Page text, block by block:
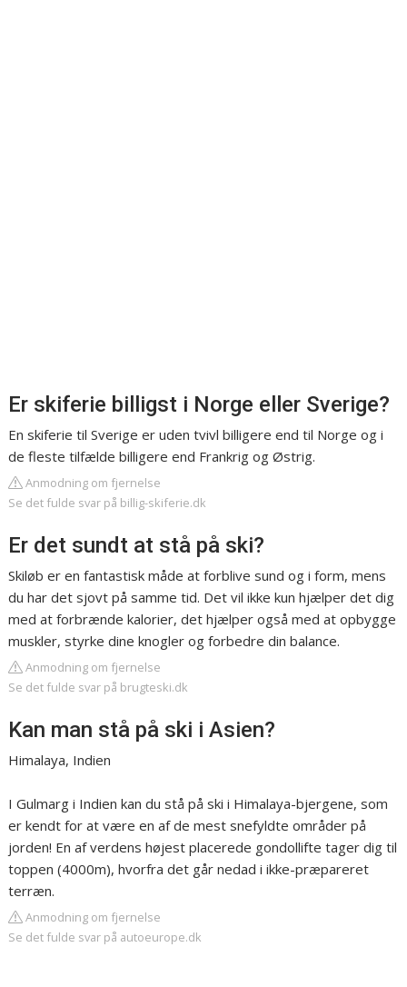
Er skiferie billigst i Norge eller Sverige?
En skiferie til Sverige er uden tvivl billigere end til Norge og i
de fleste tilfælde billigere end Frankrig og Østrig.
Anmodning om fjernelse
Se det fulde svar på billig-skiferie.dk
Er det sundt at stå på ski?
Skiløb er en fantastisk måde at forblive sund og i form, mens
du har det sjovt på samme tid. Det vil ikke kun hjælper det dig
med at forbrænde kalorier, det hjælper også med at opbygge
muskler, styrke dine knogler og forbedre din balance.
Anmodning om fjernelse
Se det fulde svar på brugteski.dk
Kan man stå på ski i Asien?
Himalaya, Indien
I Gulmarg i Indien kan du stå på ski i Himalaya-bjergene, som
er kendt for at være en af de mest snefyldte områder på
jorden! En af verdens højest placerede gondollifte tager dig til
toppen (4000m), hvorfra det går nedad i ikke-præpareret
terræn.
Anmodning om fjernelse
Se det fulde svar på autoeurope.dk